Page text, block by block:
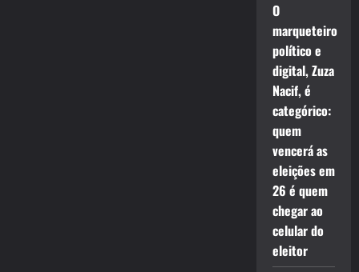
O
marqueteiro
político e
digital, Zuza
Nacif, é
categórico:
quem
vencerá as
eleições em
26 é quem
chegar ao
celular do
eleitor